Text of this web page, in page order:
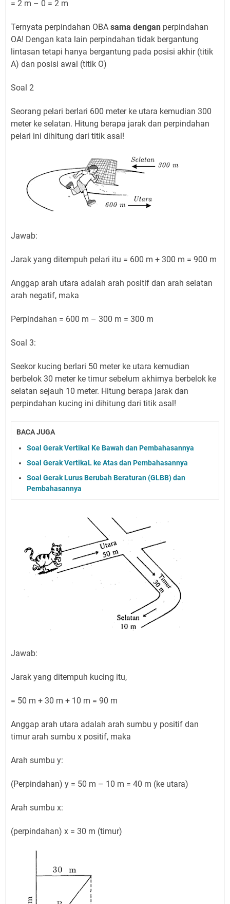
= 2 m – 0 = 2 m
Ternyata perpindahan OBA sama dengan perpindahan
OA! Dengan kata lain perpindahan tidak bergantung
lintasan tetapi hanya bergantung pada posisi akhir (titik
A) dan posisi awal (titik O)
Soal 2
Seorang pelari berlari 600 meter ke utara kemudian 300
meter ke selatan. Hitung berapa jarak dan perpindahan
pelari ini dihitung dari titik asal!
Jawab:
Jarak yang ditempuh pelari itu = 600 m + 300 m = 900 m
Anggap arah utara adalah arah positif dan arah selatan
arah negatif, maka
Perpindahan = 600 m – 300 m = 300 m
Soal 3:
Seekor kucing berlari 50 meter ke utara kemudian
berbelok 30 meter ke timur sebelum akhirnya berbelok ke
selatan sejauh 10 meter. Hitung berapa jarak dan
perpindahan kucing ini dihitung dari titik asal!
BACA JUGA
Soal Gerak Vertikal Ke Bawah dan Pembahasannya
Soal Gerak VertikaL ke Atas dan Pembahasannya
Soal Gerak Lurus Berubah Beraturan (GLBB) dan
Pembahasannya
Jawab:
Jarak yang ditempuh kucing itu,
= 50 m + 30 m + 10 m = 90 m
Anggap arah utara adalah arah sumbu y positif dan
timur arah sumbu x positif, maka
Arah sumbu y:
(Perpindahan) y = 50 m – 10 m = 40 m (ke utara)
Arah sumbu x:
(perpindahan) x = 30 m (timur)